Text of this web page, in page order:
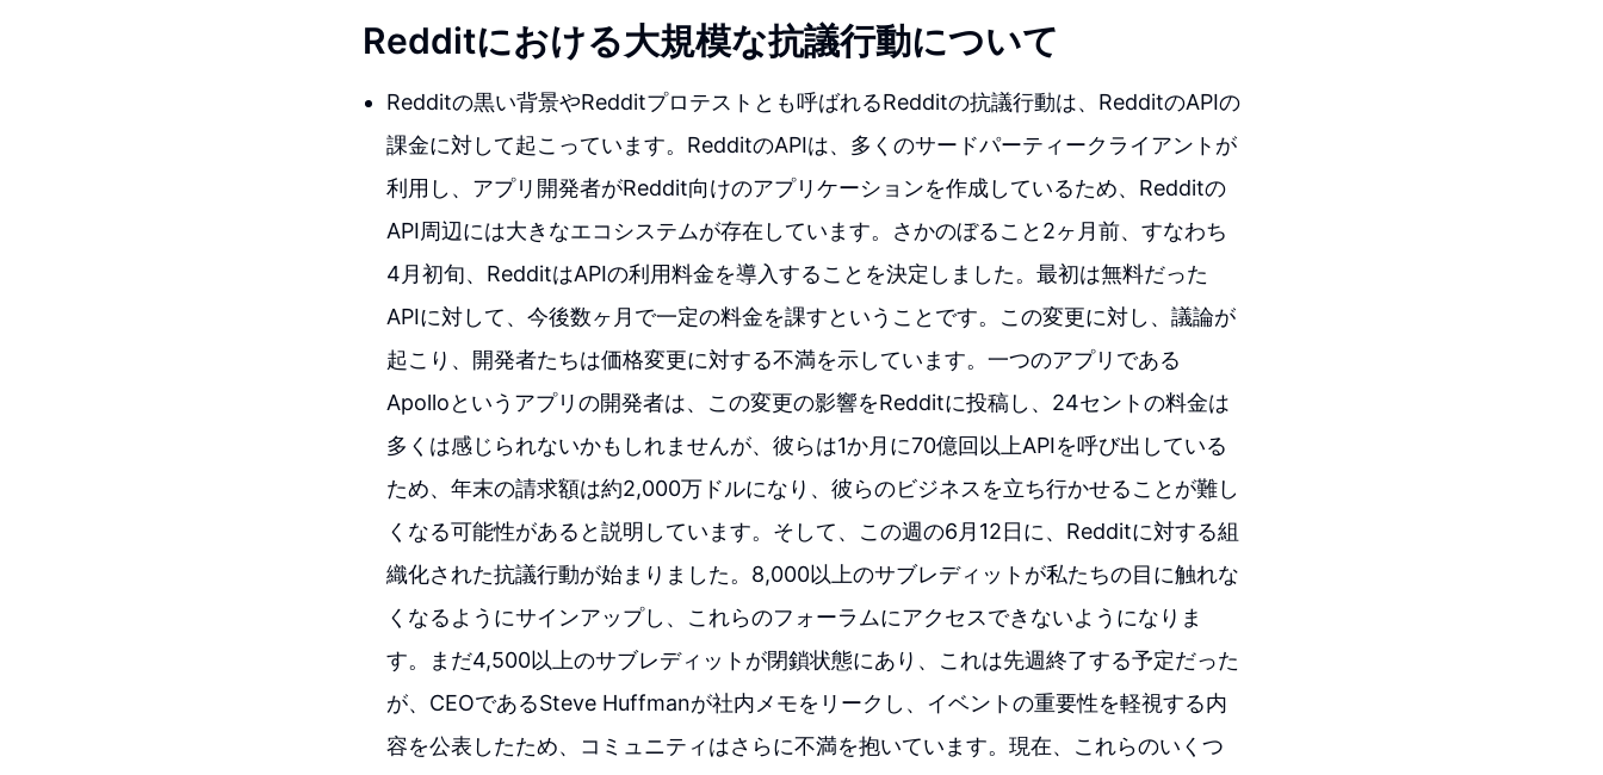
Redditにおける大規模な抗議行動について
Redditの黒い背景やRedditプロテストとも呼ばれるRedditの抗議行動は、RedditのAPIの
課金に対して起こっています。RedditのAPIは、多くのサードパーティークライアントが
利用し、アプリ開発者がReddit向けのアプリケーションを作成しているため、Redditの
API周辺には大きなエコシステムが存在しています。さかのぼること2ヶ月前、すなわち
4月初旬、RedditはAPIの利用料金を導入することを決定しました。最初は無料だった
APIに対して、今後数ヶ月で一定の料金を課すということです。この変更に対し、議論が
起こり、開発者たちは価格変更に対する不満を示しています。一つのアプリである
Apolloというアプリの開発者は、この変更の影響をRedditに投稿し、24セントの料金は
多くは感じられないかもしれませんが、彼らは1か月に70億回以上APIを呼び出している
ため、年末の請求額は約2,000万ドルになり、彼らのビジネスを立ち行かせることが難し
くなる可能性があると説明しています。そして、この週の6月12日に、Redditに対する組
織化された抗議行動が始まりました。8,000以上のサブレディットが私たちの目に触れな
くなるようにサインアップし、これらのフォーラムにアクセスできないようになりま
す。まだ4,500以上のサブレディットが閉鎖状態にあり、これは先週終了する予定だった
が、CEOであるSteve Huffmanが社内メモをリークし、イベントの重要性を軽視する内
容を公表したため、コミュニティはさらに不満を抱いています。現在、これらのいくつ